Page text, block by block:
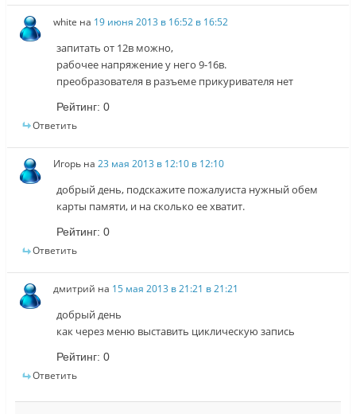
white на 19 июня 2013 в 16:52 в 16:52
запитать от 12в можно,
рабочее напряжение у него 9-16в.
преобразователя в разъеме прикуривателя нет
Рейтинг: 0
Ответить
Игорь на23 мая 2013 в 12:10 в 12:10
добрый день, подскажите пожалуиста нужный обем
карты памяти, и на сколько ее хватит.
Рейтинг: 0
Ответить
дмитрий на 15 мая 2013 в 21:21 в 21:21
добрый день
как через меню выставить циклическую запись
Рейтинг: 0
Ответить